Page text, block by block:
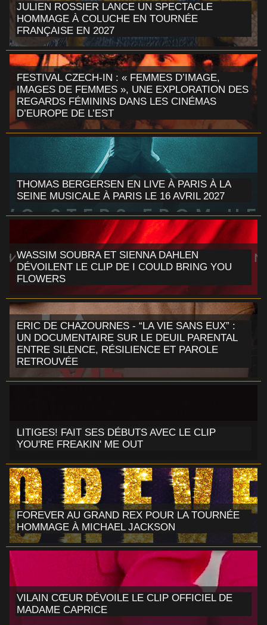
JULIEN ROSSIER LANCE UN SPECTACLE
HOMMAGE À COLUCHE EN TOURNÉE
FRANÇAISE EN 2027
FESTIVAL CZECH-IN : « FEMMES D’IMAGE,
IMAGES DE FEMMES », UNE EXPLORATION DES
REGARDS FÉMININS DANS LES CINÉMAS
D’EUROPE DE L’EST
THOMAS BERGERSEN EN LIVE À PARIS À LA
SEINE MUSICALE À PARIS LE 16 AVRIL 2027
WASSIM SOUBRA ET SIENNA DAHLEN
DÉVOILENT LE CLIP DE I COULD BRING YOU
FLOWERS
ERIC DE CHAZOURNES - “LA VIE SANS EUX” :
UN DOCUMENTAIRE SUR LE DEUIL PARENTAL
ENTRE SILENCE, RÉSILIENCE ET PAROLE
RETROUVÉE
LITIGES! FAIT SES DÉBUTS AVEC LE CLIP
YOU'RE FREAKIN' ME OUT
FOREVER AU GRAND REX POUR LA TOURNÉE
HOMMAGE À MICHAEL JACKSON
VILAIN CŒUR DÉVOILE LE CLIP OFFICIEL DE
MADAME CAPRICE